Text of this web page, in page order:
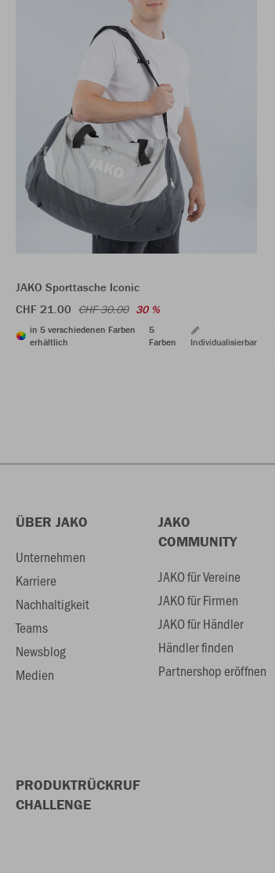
JAKO Sporttasche Iconic
CHF 21.00 CHF 30.00 30 %
in 5 verschiedenen Farben
erhältlich
5
Farben
Individualisierbar
ÜBER JAKO
Unternehmen
Karriere
Nachhaltigkeit
Teams
Newsblog
Medien
JAKO
COMMUNITY
JAKO für Vereine
JAKO für Firmen
JAKO für Händler
Händler finden
Partnershop eröffnen
PRODUKTRÜCKRUF
CHALLENGE